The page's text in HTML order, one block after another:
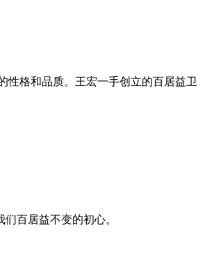
性格和品质。王宏一手创立的百居益卫
百居益不变的初心。